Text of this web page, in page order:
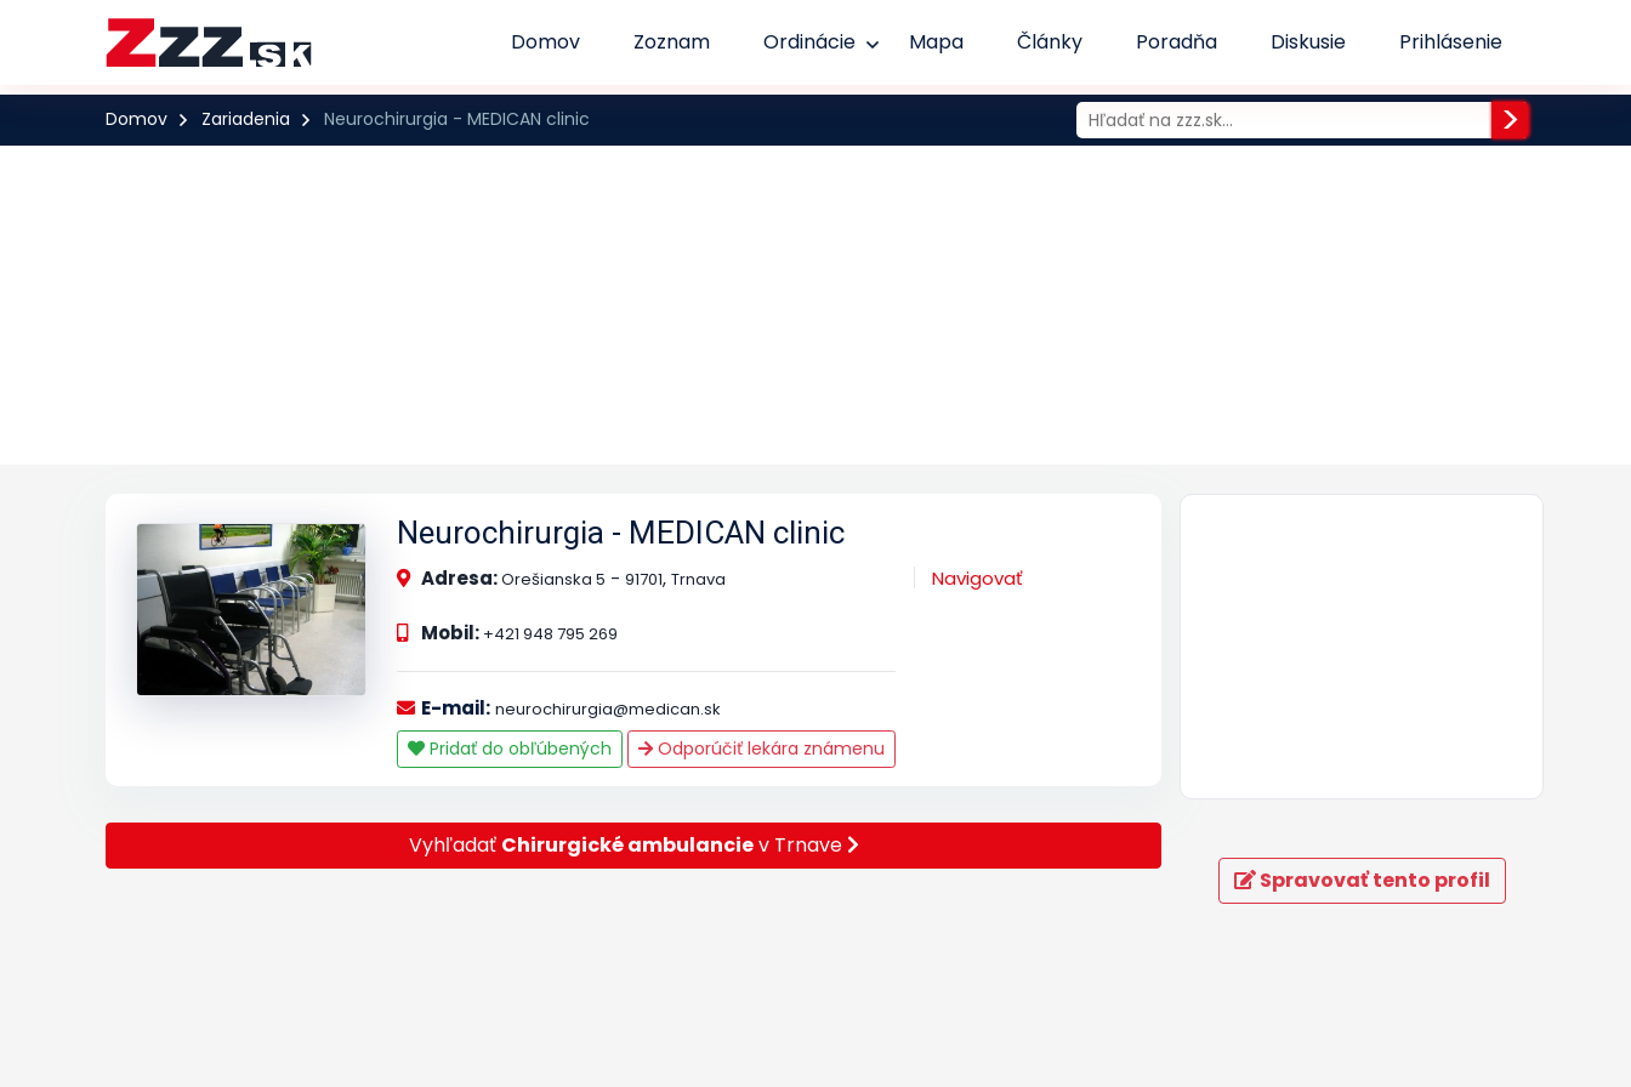
Domov Zoznam Ordinácie Mapa Články Poradňa Diskusie Prihlásenie
Domov Zariadenia Neurochirurgia - MEDICAN clinic
Neurochirurgia - MEDICAN clinic
Adresa:Orešianska 5 - 91701, Trnava
Mobil: +421 948 795 269
E-mail: neurochirurgia@medican.sk
Pridať do obľúbených Odporúčiť lekára známenu
Navigovať
Vyhľadať Chirurgické ambulanciev Trnave
Spravovať tento profil